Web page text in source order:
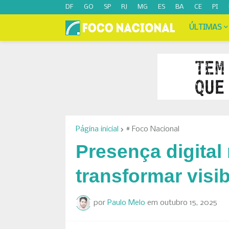
DF GO SP RJ MG ES BA CE PI
ÚLTIMAS
Página inicial # Foco Nacional
Presença
transformar
por Paulo Melo em outubro 15, 2025